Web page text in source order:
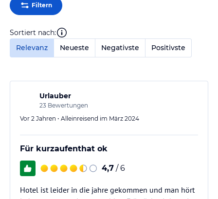
Filtern
Sortiert nach:
Relevanz
Neueste Negativste Positivste
Urlauber
23 Bewertungen
Vor 2 Jahren • Alleinreisend im März 2024
Für kurzaufenthat ok
4,7 / 6
Hotel ist leider in die jahre gekommen und man hört